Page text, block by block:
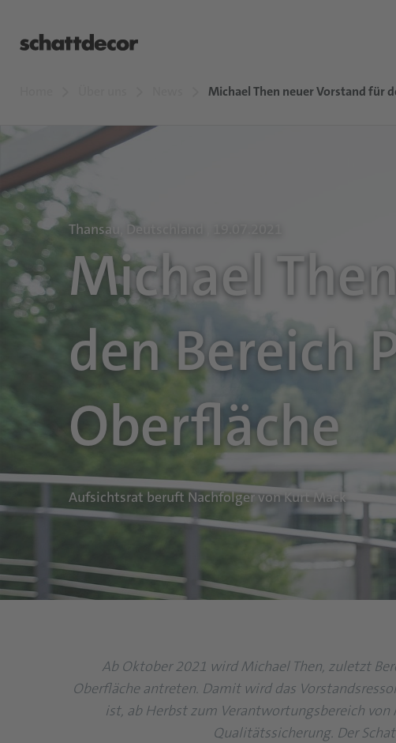
Michael Then neuer Vorstand für
Thansau, Deutschland , 19.07.2021
Michael
den Bereich
Oberfläche
Aufsichtsrat beruft Nachfolger von Kurt Mack
Ab Oktober 2021 wird Michael Then, zuletzt
Oberfläche antreten. Damit wird das
ist, ab Herbst zum Verantwortungsbereich
Qualitätssicherung. Der